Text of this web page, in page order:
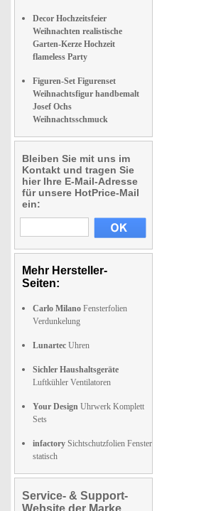
Decor Hochzeitsfeier
Weihnachten realistische
Garten-Kerze Hochzeit
flameless Party
Figuren-Set Figurenset
Weihnachtsfigur handbemalt
Josef Ochs
Weihnachtsschmuck
Bleiben Sie mit uns im
Kontakt und tragen Sie
hier Ihre E-Mail-Adresse
für unsere HotPrice-Mail
ein:
Mehr Hersteller-
Seiten:
Carlo Milano Fensterfolien
Verdunkelung
Lunartec Uhren
Sichler Haushaltsgeräte
Luftkühler Ventilatoren
Your Design Uhrwerk Komplett
Sets
infactory Sichtschutzfolien Fenster
statisch
Service- & Support-
Website der Marke